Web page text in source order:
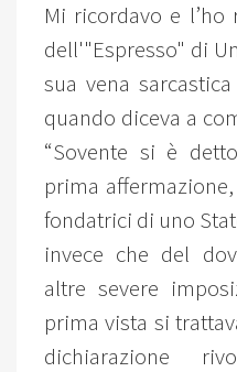
Mi ricordavo e
dell'"Espresso" di
sua vena
quando diceva a
“Sovente si è
prima
fondatrici di uno
invece che del
altre severe
prima vista si
dichiarazione